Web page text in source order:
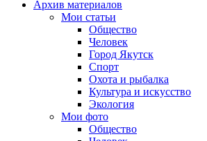
Архив материалов
Мои статьи
Общество
Человек
Город Якутск
Спорт
Охота и рыбалка
Культура и искусство
Экология
Мои фото
Общество